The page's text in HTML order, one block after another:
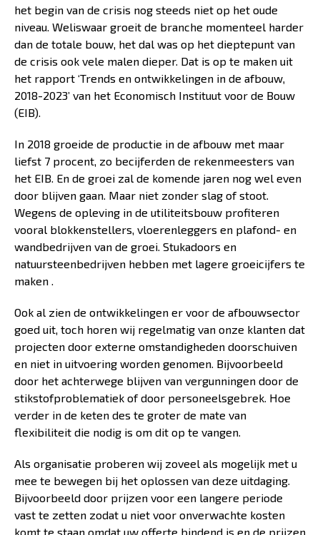
het begin van de crisis nog steeds niet op het oude
niveau. Weliswaar groeit de branche momenteel harder
dan de totale bouw, het dal was op het dieptepunt van
de crisis ook vele malen dieper. Dat is op te maken uit
het rapport ‘Trends en ontwikkelingen in de afbouw,
2018-2023’ van het Economisch Instituut voor de Bouw
(EIB).
In 2018 groeide de productie in de afbouw met maar
liefst 7 procent, zo becijferden de rekenmeesters van
het EIB. En de groei zal de komende jaren nog wel even
door blijven gaan. Maar niet zonder slag of stoot.
Wegens de opleving in de utiliteitsbouw profiteren
vooral blokkenstellers, vloerenleggers en plafond- en
wandbedrijven van de groei. Stukadoors en
natuursteenbedrijven hebben met lagere groeicijfers te
maken .
Ook al zien de ontwikkelingen er voor de afbouwsector
goed uit, toch horen wij regelmatig van onze klanten dat
projecten door externe omstandigheden doorschuiven
en niet in uitvoering worden genomen. Bijvoorbeeld
door het achterwege blijven van vergunningen door de
stikstofproblematiek of door personeelsgebrek. Hoe
verder in de keten des te groter de mate van
flexibiliteit die nodig is om dit op te vangen.
Als organisatie proberen wij zoveel als mogelijk met u
mee te bewegen bij het oplossen van deze uitdaging.
Bijvoorbeeld door prijzen voor een langere periode
vast te zetten zodat u niet voor onverwachte kosten
komt te staan omdat uw offerte bindend is en de prijzen